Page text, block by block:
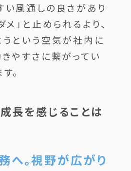
い風通しの良さがあり
メ」と止められるより、
うという空気が社内に
やすさに繋がってい
。
長を感じることは
へ。視野が広がり